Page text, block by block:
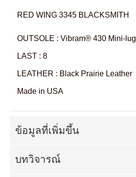
RED WING 3345 BLACKSMITH
OUTSOLE : Vibram® 430 Mini-lug
LAST : 8
LEATHER : Black Prairie Leather
Made in USA
ข้อมูลที่เพิ่มขึ้น
บทวิจารณ์